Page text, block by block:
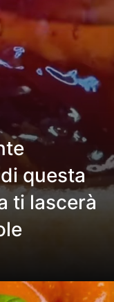
questa
ti lascerà